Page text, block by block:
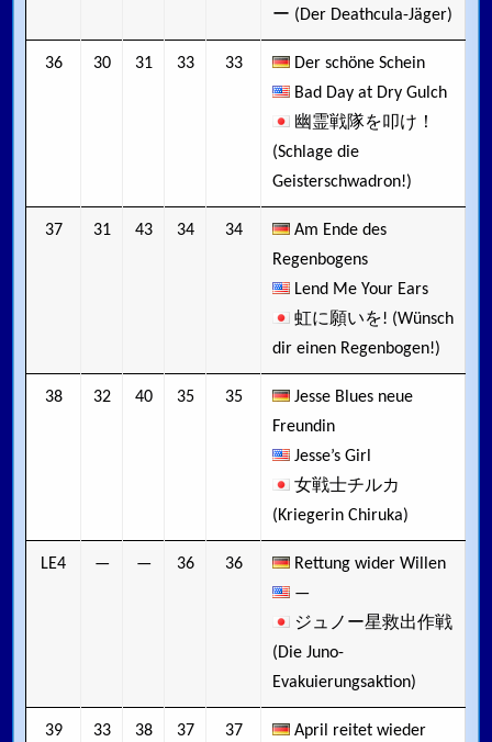
ー (Der Deathcula-Jäger)
36 30 31 33 33
Der schöne Schein
Bad Day at Dry Gulch
幽霊戦隊を叩け！
(Schlage die
Geisterschwadron!)
37 31 43 34 34
Am Ende des
Regenbogens
Lend Me Your Ears
虹に願いを! (Wünsch
dir einen Regenbogen!)
38 32 40 35 35
Jesse Blues neue
Freundin
Jesse’s Girl
女戦士チルカ
(Kriegerin Chiruka)
LE4 — — 36 36
Rettung wider Willen
—
ジュノー星救出作戦
(Die Juno-
Evakuierungsaktion)
39 33 38 37 37
April reitet wieder